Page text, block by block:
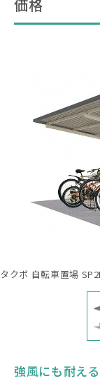
価格
タクボ 自転車置場
強風にも耐え